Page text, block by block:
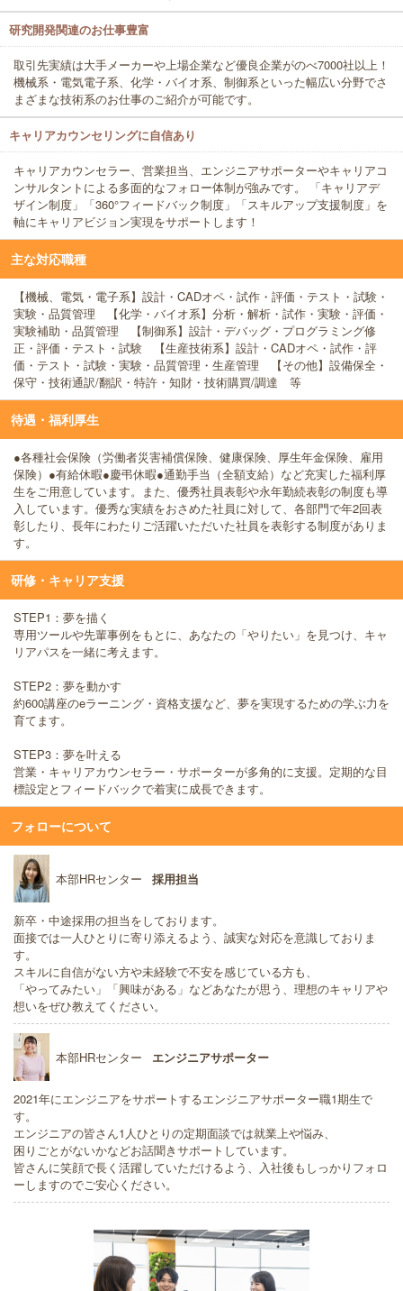
研究開発関連のお仕事豊富
取引先実績は大手メーカーや上場企業など優良企業がのべ7000社以上！
機械系・電気電子系、化学・バイオ系、制御系といった幅広い分野でさ
まざまな技術系のお仕事のご紹介が可能です。
キャリアカウンセリングに自信あり
キャリアカウンセラー、営業担当、エンジニアサポーターやキャリアコ
ンサルタントによる多面的なフォロー体制が強みです。 「キャリアデ
ザイン制度」「360°フィードバック制度」「スキルアップ支援制度」を
軸にキャリアビジョン実現をサポートします！
主な対応職種
【機械、電気・電子系】設計・CADオペ・試作・評価・テスト・試験・
実験・品質管理 【化学・バイオ系】分析・解析・試作・実験・評価・
実験補助・品質管理 【制御系】設計・デバッグ・プログラミング修
正・評価・テスト・試験 【生産技術系】設計・CADオペ・試作・評
価・テスト・試験・実験・品質管理・生産管理 【その他】設備保全・
保守・技術通訳/翻訳・特許・知財・技術購買/調達 等
待遇・福利厚生
●各種社会保険（労働者災害補償保険、健康保険、厚生年金保険、雇用
保険）●有給休暇●慶弔休暇●通勤手当（全額支給）など充実した福利厚
生をご用意しています。また、優秀社員表彰や永年勤続表彰の制度も導
入しています。優秀な実績をおさめた社員に対して、各部門で年2回表
彰したり、長年にわたりご活躍いただいた社員を表彰する制度がありま
す。
研修・キャリア支援
STEP1：夢を描く
専用ツールや先輩事例をもとに、あなたの「やりたい」を見つけ、キャ
リアパスを一緒に考えます。
STEP2：夢を動かす
約600講座のeラーニング・資格支援など、夢を実現するための学ぶ力を
育てます。
STEP3：夢を叶える
営業・キャリアカウンセラー・サポーターが多角的に支援。定期的な目
標設定とフィードバックで着実に成長できます。
フォローについて
本部HRセンター 採用担当
新卒・中途採用の担当をしております。
面接では一人ひとりに寄り添えるよう、誠実な対応を意識しておりま
す。
スキルに自信がない方や未経験で不安を感じている方も、
「やってみたい」「興味がある」などあなたが思う、理想のキャリアや
想いをぜひ教えてください。
本部HRセンター エンジニアサポーター
2021年にエンジニアをサポートするエンジニアサポーター職1期生で
す。
エンジニアの皆さん1人ひとりの定期面談では就業上や悩み、
困りごとがないかなどお話聞きサポートしています。
皆さんに笑顔で長く活躍していただけるよう、入社後もしっかりフォロ
ーしますのでご安心ください。